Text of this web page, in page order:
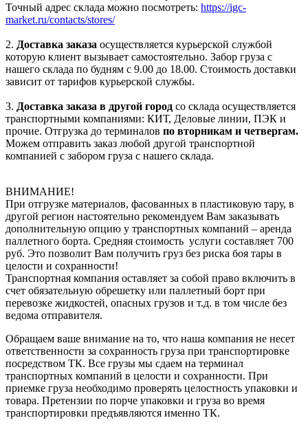
Точный адрес склада можно посмотреть: https://igc-
market.ru/contacts/stores/
2. Доставка заказа осуществляется курьерской службой
которую клиент вызывает самостоятельно. Забор груза с
нашего склада по будням с 9.00 до 18.00. Стоимость доставки
зависит от тарифов курьерской службы.
3. Доставка заказа в другой город со склада осуществляется
транспортными компаниями: КИТ, Деловые линии, ПЭК и
прочие. Отгрузка до терминалов по вторникам и четвергам.
Можем отправить заказ любой другой транспортной
компанией с забором груза с нашего склада.
ВНИМАНИЕ!
При отгрузке материалов, фасованных в пластиковую тару, в
другой регион настоятельно рекомендуем Вам заказывать
дополнительную опцию у транспортных компаний – аренда
паллетного борта. Средняя стоимость услуги составляет 700
руб. Это позволит Вам получить груз без риска боя тары в
целости и сохранности!
Транспортная компания оставляет за собой право включить в
счет обязательную обрешетку или паллетный борт при
перевозке жидкостей, опасных грузов и т.д. в том числе без
ведома отправителя.
Обращаем ваше внимание на то, что наша компания не несет
ответственности за сохранность груза при транспортировке
посредством ТК. Все грузы мы сдаем на терминал
транспортных компаний в целости и сохранности. При
приемке груза необходимо проверять целостность упаковки и
товара. Претензии по порче упаковки и груза во время
транспортировки предъявляются именно ТК.